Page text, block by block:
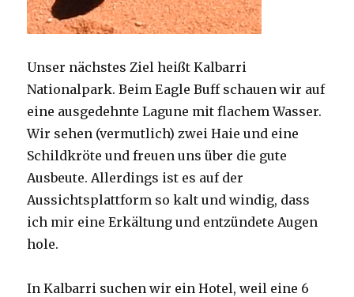
Unser nächstes Ziel heißt Kalbarri
Nationalpark. Beim Eagle Buff schauen wir auf
eine ausgedehnte Lagune mit flachem Wasser.
Wir sehen (vermutlich) zwei Haie und eine
Schildkröte und freuen uns über die gute
Ausbeute. Allerdings ist es auf der
Aussichtsplattform so kalt und windig, dass
ich mir eine Erkältung und entzündete Augen
hole.
In Kalbarri suchen wir ein Hotel, weil eine 6